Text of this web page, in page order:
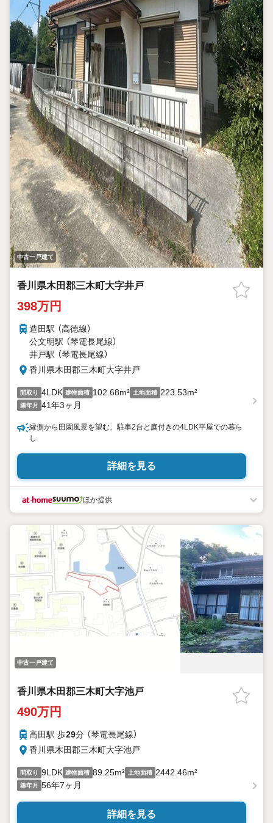
中古一戸建て
香川県木田郡三木町大字井戸
398万円
造田駅 （高徳線）
公文明駅 （琴電長尾線）
井戸駅 （琴電長尾線）
香川県木田郡三木町大字井戸
間取り 4LDK 建物面積 102.68m² 土地面積 223.53m²
築年月 41年3ヶ月
縁側から田園風景を望む、駐車2台と庭付きの4LDK平屋での暮ら
し
詳細を見る
ほか提供
中古一戸建て
香川県木田郡三木町大字池戸
490万円
高田駅 歩29分 （琴電長尾線）
香川県木田郡三木町大字池戸
間取り 9LDK 建物面積 89.25m² 土地面積 2442.46m²
築年月 56年7ヶ月
詳細を見る